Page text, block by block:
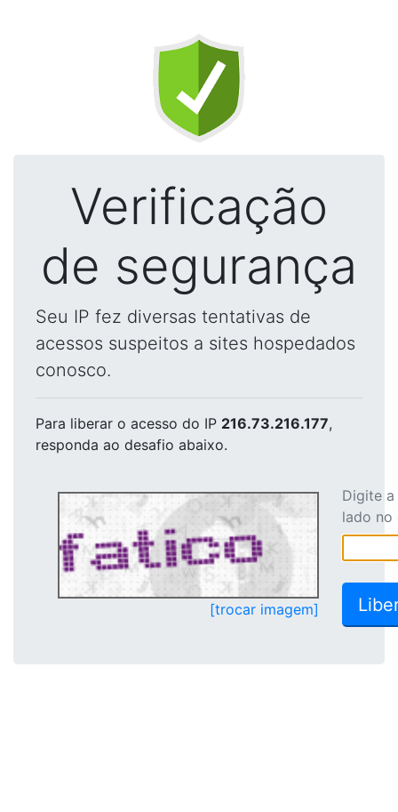
Verificação
de segurança
Seu IP fez diversas tentativas de
acessos suspeitos a sites hospedados
conosco.
Para liberar o acesso do IP 216.73.216.177,
responda ao desafio abaixo.
[trocar imagem]
Digite
lado no